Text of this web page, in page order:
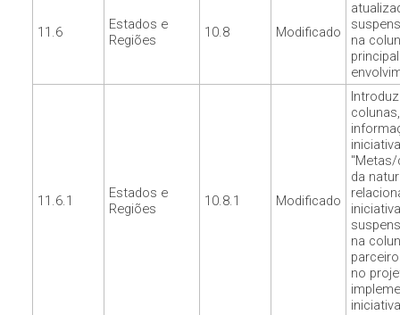
11.6
Estados e
Regiões
10.8 Modificado
na
11.6.1
Estados e
Regiões
10.8.1 Modificado
da
na
no